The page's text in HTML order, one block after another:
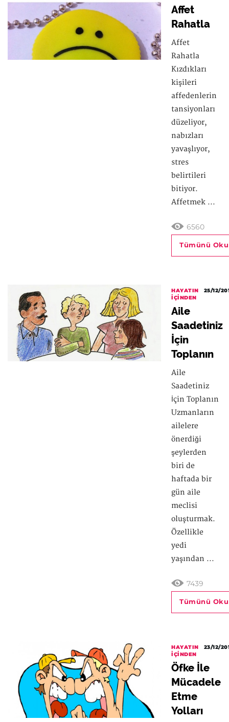
Affet
Rahatla
Affet
Rahatla
Kızdıkları
kişileri
affedenlerin
tansiyonları
düzeliyor,
nabızları
yavaşlıyor,
stres
belirtileri
bitiyor.
Affetmek ...
6560
Tümünü Oku
HAYATIN
İÇINDEN
25/12/
Aile
Saadetiniz
İçin
Toplanın
Aile
Saadetiniz
İçin Toplanın
Uzmanların
ailelere
önerdiği
şeylerden
biri de
haftada bir
gün aile
meclisi
oluşturmak.
Özellikle
yedi
yaşından ...
7439
Tümünü Oku
HAYATIN
İÇINDEN
23/12/
Öfke İle
Mücadele
Etme
Yolları